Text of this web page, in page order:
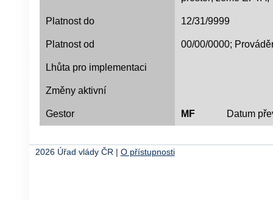
Platnost do 12/31/9999
Platnost od 00/00/0000;
Lhůta pro implementaci
Změny aktivní
Gestor MF Datum
2026 Úřad vlády ČR | O přístupnosti